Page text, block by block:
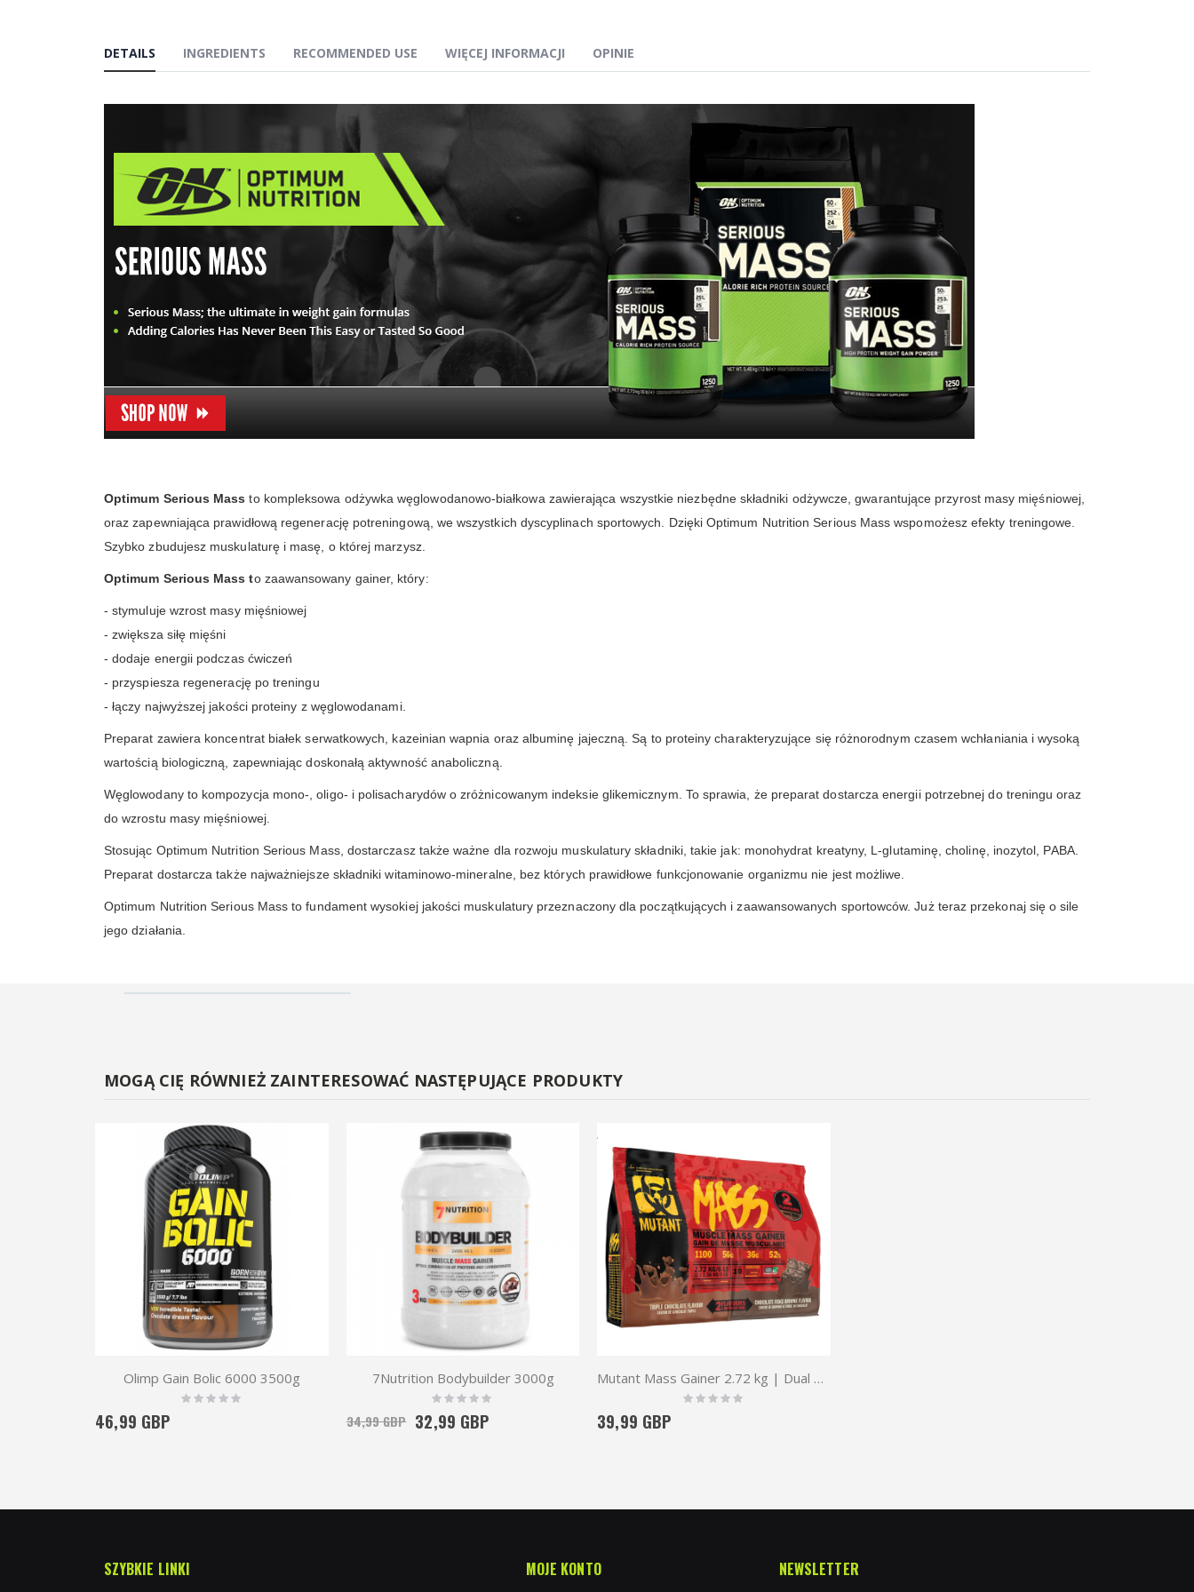
DETAILS
Optimum Serious Mass to kompleksowa odżywka węglowodanowo-białkowa zawierająca wszystkie niezbędne składniki odżywcze, gwarantujące przyrost masy mięśniowej,
oraz zapewniająca prawidłową regenerację potreningową, we wszystkich dyscyplinach sportowych. Dzięki Optimum Nutrition Serious Mass wspomożesz efekty treningowe.
Szybko zbudujesz muskulaturę i masę, o której marzysz.
Optimum Serious Mass to zaawansowany gainer, który:
- stymuluje wzrost masy mięśniowej
- zwiększa siłę mięśni
- dodaje energii podczas ćwiczeń
- przyspiesza regenerację po treningu
- łączy najwyższej jakości proteiny z węglowodanami.
Preparat zawiera koncentrat białek serwatkowych, kazeinian wapnia oraz albuminę jajeczną. Są to proteiny charakteryzujące się różnorodnym czasem wchłaniania i wysoką
wartością biologiczną, zapewniając doskonałą aktywność anaboliczną.
Węglowodany to kompozycja mono-, oligo- i polisacharydów o zróżnicowanym indeksie glikemicznym. To sprawia, że preparat dostarcza energii potrzebnej do treningu oraz
do wzrostu masy mięśniowej.
Stosując Optimum Nutrition Serious Mass, dostarczasz także ważne dla rozwoju muskulatury składniki, takie jak: monohydrat kreatyny, L-glutaminę, cholinę, inozytol, PABA.
Preparat dostarcza także najważniejsze składniki witaminowo-mineralne, bez których prawidłowe funkcjonowanie organizmu nie jest możliwe.
Optimum Nutrition Serious Mass to fundament wysokiej jakości muskulatury przeznaczony dla początkujących i zaawansowanych sportowców. Już teraz przekonaj się o sile
jego działania.
INGREDIENTS RECOMMENDED USE WIĘCEJ INFORMACJI OPINIE
MOGĄ CIĘ RÓWNIEŻ ZAINTERESOWAĆ NASTĘPUJĄCE PRODUKTY
Olimp Gain Bolic 6000 3500g
Rating:
0%
46,99 GBP
7Nutrition Bodybuilder 3000g
Rating:
0%
32,99 GBP
34,99 GBP
Mutant Mass Gainer 2.72 kg | Dual Chamber
Rating:
0%
39,99 GBP
SZYBKIE LINKI MOJE KONTO NEWSLETTER